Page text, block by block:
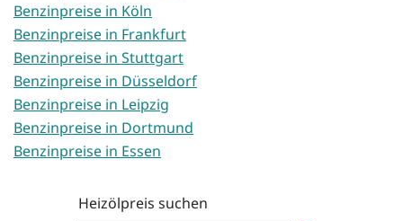
Benzinpreise in Köln
Benzinpreise in Frankfurt
Benzinpreise in Stuttgart
Benzinpreise in Düsseldorf
Benzinpreise in Leipzig
Benzinpreise in Dortmund
Benzinpreise in Essen
Heizölpreis suchen